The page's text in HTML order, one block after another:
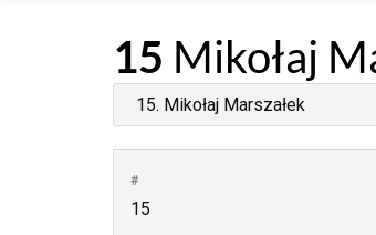
15 Mikołaj
#
15